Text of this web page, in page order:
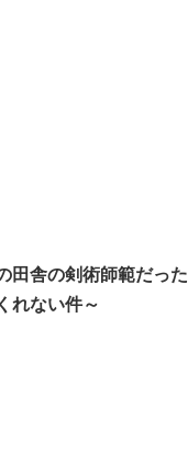
田舎の剣術師範だった
れない件～